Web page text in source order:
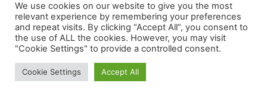
Login Register Password Reset
©
We use cookies on our website to give you the most
relevant experience by remembering your preferences
and repeat visits. By clicking “Accept All”, you consent to
the use of ALL the cookies. However, you may visit
"Cookie Settings" to provide a controlled consent.
Cookie Settings Accept All